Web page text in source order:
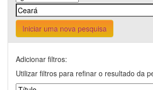
Iniciar uma nova pesquisa
Adicionar filtros:
Utilizar filtros para refinar o resultado da